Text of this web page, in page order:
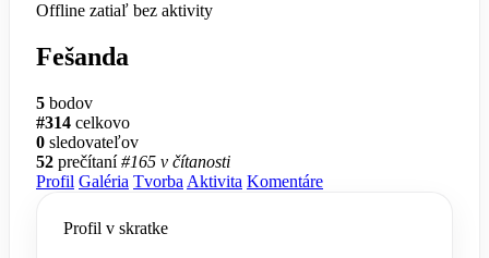
Offline zatiaľ bez aktivity
Fešanda
5 bodov
#314 celkovo
0 sledovateľov
52 prečítaní #165 v čítanosti
Profil Galéria Tvorba Aktivita Komentáre
Profil v skratke